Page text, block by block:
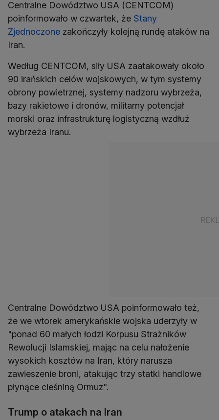
Centralne Dowództwo USA (CENTCOM)
poinformowało w czwartek, że Stany
Zjednoczone zakończyły kolejną rundę ataków na
Iran.
Według CENTCOM, siły USA zaatakowały około
90 irańskich celów wojskowych, w tym systemy
obrony powietrznej, systemy nadzoru wybrzeża,
bazy rakietowe i dronów, militarny potencjał
morski oraz infrastrukturę logistyczną wzdłuż
wybrzeża Iranu.
Centralne Dowództwo USA poinformowało też,
że we wtorek amerykańskie wojska uderzyły w
"ponad 60 małych łodzi Korpusu Strażników
Rewolucji Islamskiej, mając na celu nałożenie
wysokich kosztów na Iran, który narusza
zawieszenie broni, atakując trzy statki handlowe
płynące cieśniną Ormuz".
Trump o atakach na Iran